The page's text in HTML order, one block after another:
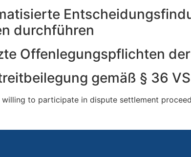
durchführen
Offenlegungspflichten
gemäß § 36
to participate in dispute settlement